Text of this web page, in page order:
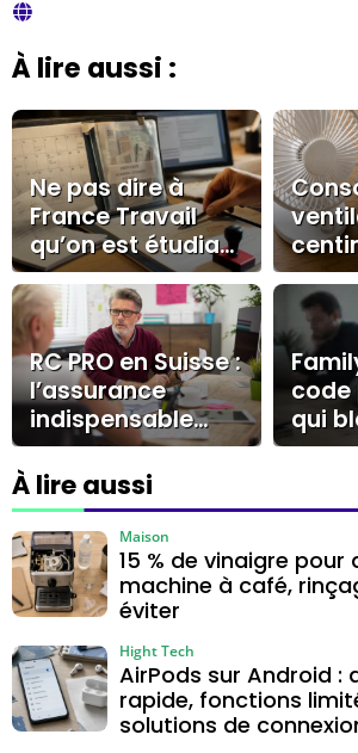
À lire aussi :
Ne pas dire à
France Travail
qu’on est étudiant
: le silence qui
peut coûter une
allocation
et
qui
RC PRO en Suisse :
l’assurance
indispensable
pour les
indépendants
code
qui
À lire aussi
15 % de vinaigre
machine à café,
éviter
Maison
AirPods sur Android :
rapide, fonctions
solutions de
Hight Tech